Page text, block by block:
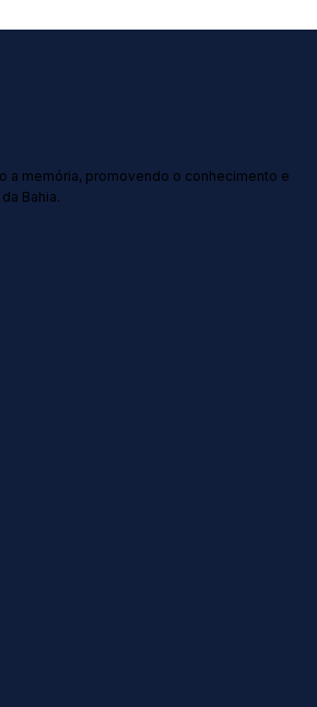
a memória, promovendo o conhecimento e
Bahia.